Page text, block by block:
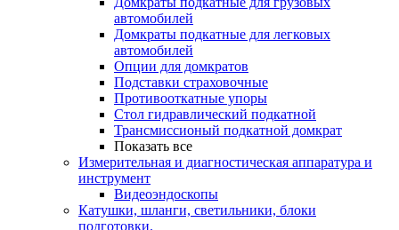
автомобилей
Домкраты подкатные для легковых
автомобилей
Опции для домкратов
Подставки страховочные
Противооткатные упоры
Стол гидравлический подкатной
Трансмиссионый подкатной домкрат
Показать все
Измерительная и диагностическая аппаратура и
инструмент
Видеоэндоскопы
Катушки, шланги, светильники, блоки
подготовки.